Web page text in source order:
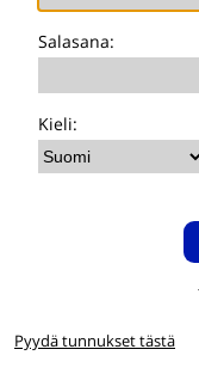
Salasana:
Kieli:
Pyydä tunnukset tästä